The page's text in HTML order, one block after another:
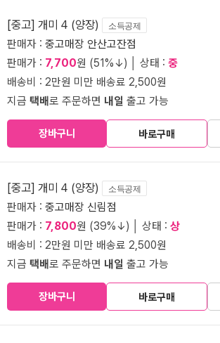
[중고] 개미 4 (양장) 소득공제
판매자 : 중고매장 안산고잔점
판매가 : 7,700원 (51%↓) │ 상태 : 중
배송비 : 2만원 미만 배송료 2,500원
지금 택배로 주문하면 내일 출고 가능
장바구니 바로구매
[중고] 개미 4 (양장) 소득공제
판매자 : 중고매장 신림점
판매가 : 7,800원 (39%↓) │ 상태 : 상
배송비 : 2만원 미만 배송료 2,500원
지금 택배로 주문하면 내일 출고 가능
장바구니 바로구매